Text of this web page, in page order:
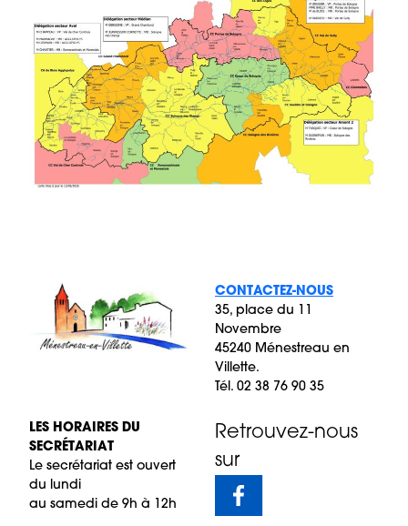
CONTACTEZ-NOUS
35, place du 11
Novembre
45240 Ménestreau en
Villette.
Tél. 02 38 76 90 35
LES HORAIRES DU
SECRÉTARIAT
Le secrétariat est ouvert
du lundi
au samedi de 9h à 12h
Retrouvez-nous
sur